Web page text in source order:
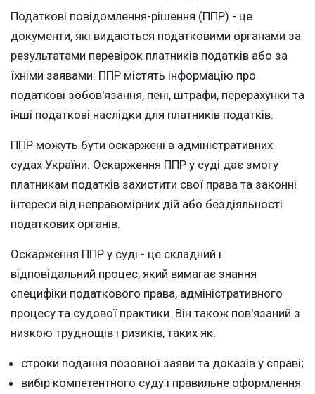
Податкові повідомлення-рішення (ППР) - це
документи, які видаються податковими органами за
результатами перевірок платників податків або за
їхніми заявами. ППР містять інформацію про
податкові зобов'язання, пені, штрафи, перерахунки та
інші податкові наслідки для платників податків.
ППР можуть бути оскаржені в адміністративних
судах України. Оскарження ППР у суді дає змогу
платникам податків захистити свої права та законні
інтереси від неправомірних дій або бездіяльності
податкових органів.
Оскарження ППР у суді - це складний і
відповідальний процес, який вимагає знання
специфіки податкового права, адміністративного
процесу та судової практики. Він також пов'язаний з
низкою труднощів і ризиків, таких як:
строки подання позовної заяви та доказів у справі;
вибір компетентного суду і правильне оформлення